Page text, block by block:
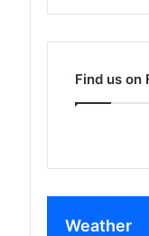
Find us on
Weather